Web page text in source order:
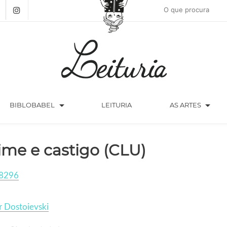
BIBLOBABEL arrow_drop_down LEITURIA AS ARTES arrow_drop_down
e castigo (CLU)
Dostoievski